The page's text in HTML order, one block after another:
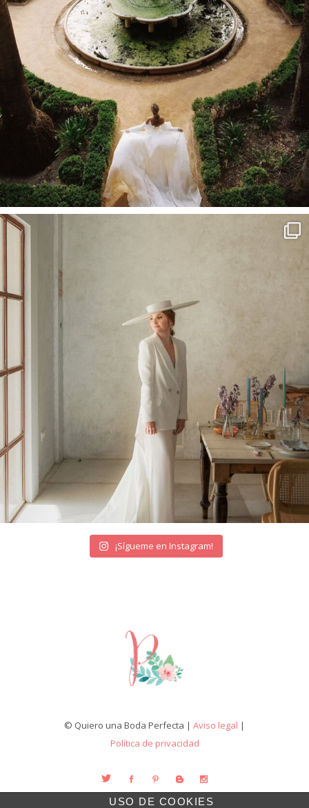
¡Sígueme en Instagram!
© Quiero una Boda Perfecta | Aviso legal |
Política de privacidad
USO DE COOKIES